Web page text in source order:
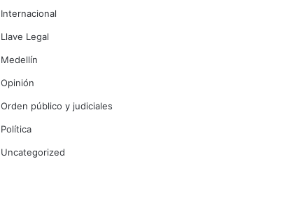
Internacional
Llave Legal
Medellín
Opinión
Orden público y judiciales
Política
Uncategorized